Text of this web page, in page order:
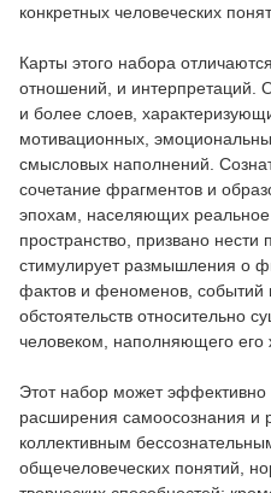
конкретных человеческих
Карты этого набора
отношений, и интерпретаций.
и более слоев,
мотивационных,
смысловых наполнений.
сочетание фрагментов и
эпохам, населяющих
пространство, призвано
стимулирует размышления о
фактов и феноменов, событий
обстоятельств относительно
человеком, наполняющего его
Этот набор может эффективно
расширения самоосознания и
коллективным
общечеловеческих понятий,